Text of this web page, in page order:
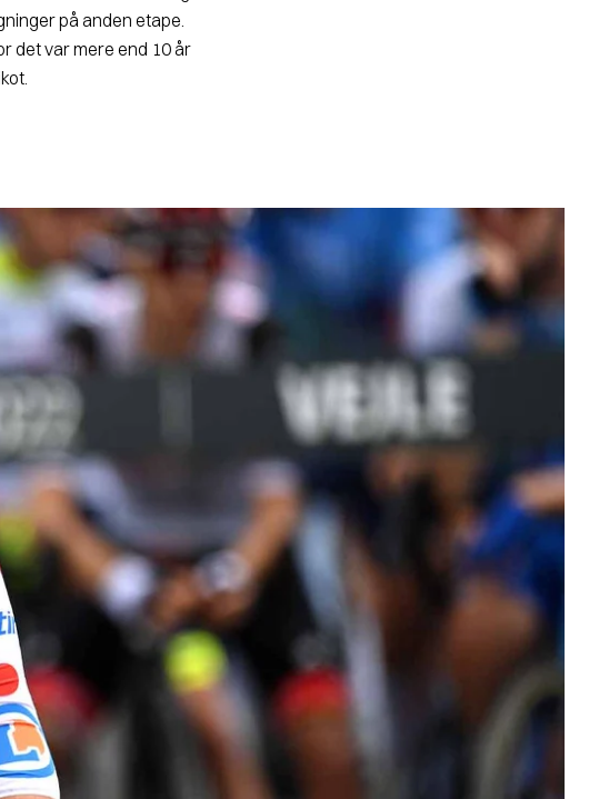
på anden etape.
det var mere end 10 år